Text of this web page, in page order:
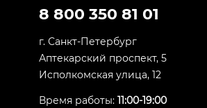
8 800 350 81 01
г. Санкт-Петербург
Аптекарский проспект, 5
Исполкомская улица, 12
Время работы: 11:00-19:00